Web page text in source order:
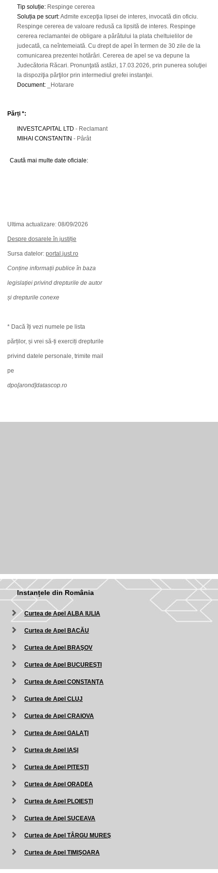
Tip soluție: Respinge cererea
Soluția pe scurt:Admite excepţia lipsei de interes, invocată din oficiu.
Respinge cererea de valoare redusă ca lipsită de interes. Respinge
cererea reclamantei de obligare a pârâtului la plata cheltuielilor de
judecată, ca neîntemeiată. Cu drept de apel în termen de 30 zile de la
comunicarea prezentei hotărâri. Cererea de apel se va depune la
Judecătoria Răcari. Pronunţată astăzi, 17.03.2026, prin punerea soluţiei
la dispoziţia părţilor prin intermediul grefei instanţei.
Document: _Hotarare
Părți *:
INVESTCAPITAL LTD - Reclamant
MIHAI CONSTANTIN - Pârât
Caută mai multe date oficiale:
Ultima actualizare: 08/09/2026
Despre dosarele în justiție
Sursa datelor: portal.just.ro
Conține informații publice în baza
legislației privind drepturile de autor
și drepturile conexe
* Dacă îți vezi numele pe lista
părților, și vrei să-ți exerciți drepturile
privind datele personale, trimite mail
pe
dpo[arond]datascop.ro
Instanțele din România
Curtea de Apel ALBA IULIA
Curtea de Apel BACĂU
Curtea de Apel BRAŞOV
Curtea de Apel BUCUREŞTI
Curtea de Apel CONSTANŢA
Curtea de Apel CLUJ
Curtea de Apel CRAIOVA
Curtea de Apel GALAŢI
Curtea de Apel IAŞI
Curtea de Apel PITEŞTI
Curtea de Apel ORADEA
Curtea de Apel PLOIEŞTI
Curtea de Apel SUCEAVA
Curtea de Apel TÂRGU MUREŞ
Curtea de Apel TIMIŞOARA